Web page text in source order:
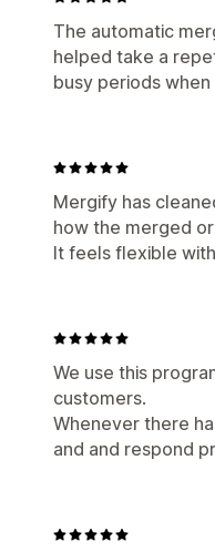
The automatic
helped take a
busy periods
Mergify has
how the merged
It feels flexible
We use this
customers.
Whenever there
and and respond